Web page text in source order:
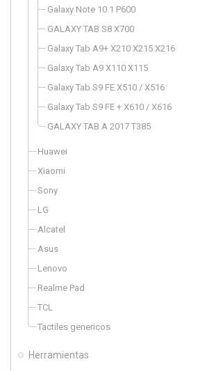
Galaxy Note 10.1 P600
GALAXY TAB S8 X700
Galaxy Tab A9+ X210 X215 X216
Galaxy Tab A9 X110 X115
Galaxy Tab S9 FE X510 / X516
Galaxy Tab S9 FE + X610 / X616
GALAXY TAB A 2017 T385
Huawei
Xiaomi
Sony
LG
Alcatel
Asus
Lenovo
Realme Pad
TCL
Tactiles genericos
Herramientas